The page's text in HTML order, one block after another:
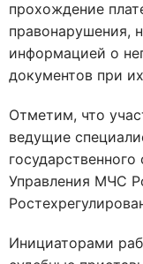
прохождение
правонарушения,
информацией о
документов при
Отметим, что
ведущие
Управления МЧС
Инициаторами